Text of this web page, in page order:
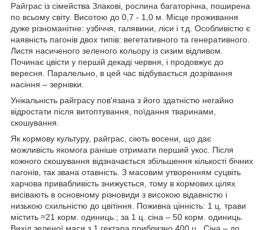
Райграс із сімейства Злакові, рослина багаторічна, поширена
по всьому світу. Висотою до 0,7 - 1,0 м. Місце проживання
дуже різноманітне: узбіччя, галявини, ліси і т.д. Особливістю є
наявність пагонів двох типів: вегетативного та генеративного.
Листя насиченого зеленого кольору із сизим відливом.
Починає цвісти у першій декаді червня, і продовжує до
вересня. Паралельно, в цей час відбувається дозрівання
насіння – зернівки.
Унікальність райграсу пов'язана з його здатністю негайно
відростати після витоптування, поїдання тваринами,
скошування.
Як кормову культуру, райграс, сіють восени, що дає
можливість якомога раніше отримати перший укос. Після
кожного скошування відзначається збільшення кількості бічних
пагонів, так звана отавність. З масовим утворенням суцвіть
харчова привабливість знижується, тому в кормових цілях
висівають в основному різновиди з високою відавністю і
низькою схильністю до цвітіння. Поживна цінність: 1 ц. трави
містить ≈21 корм. одиниць.; за 1 ц. сіна – 50 корм. одиниць.
Вихід зеленої маси з 1 гектара приблизно 400 ц., Сіна – до